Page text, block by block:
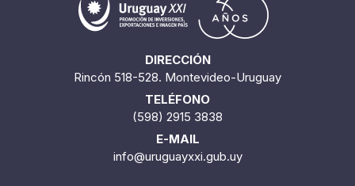
DIRECCIÓN
Rincón 518-528. Montevideo-Uruguay
TELÉFONO
(598) 2915 3838
E-MAIL
info@uruguayxxi.gub.uy